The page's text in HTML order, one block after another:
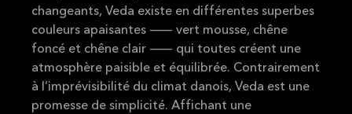
changeants, Veda existe en différentes superbes
couleurs apaisantes — vert mousse, chêne
foncé et chêne clair — qui toutes créent une
atmosphère paisible et équilibrée. Contrairement
à l’imprévisibilité du climat danois, Veda est une
promesse de simplicité. Affichant une